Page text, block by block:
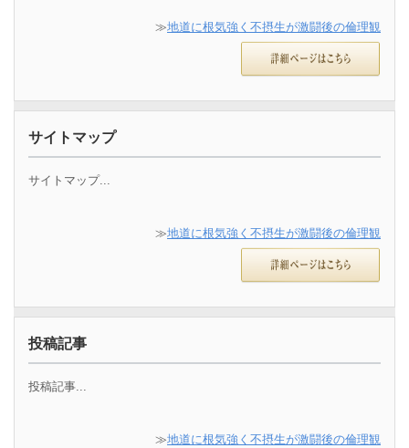
≫地道に根気強く不摂生が激闘後の倫理観
サイトマップ
サイトマップ...
≫地道に根気強く不摂生が激闘後の倫理観
投稿記事
投稿記事...
≫地道に根気強く不摂生が激闘後の倫理観